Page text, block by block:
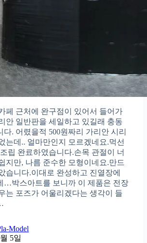
페 근처에 완구점이 있어서 들어가
안 일반판을 세일하고 있길래 충동
다. 어렸을적 500원짜리 가리안 시리
는데.. 얼마만인지 모르겠네요.먹선
립 완료하였습니다.손목 관절이 너
지만, 나름 준수한 모형이네요.만드
습니다.이대로 완성하고 진열장에
…박스아트를 보니까 이 제품은 전장
는 포즈가 어울리겠다는 생각이 들
Model
5일